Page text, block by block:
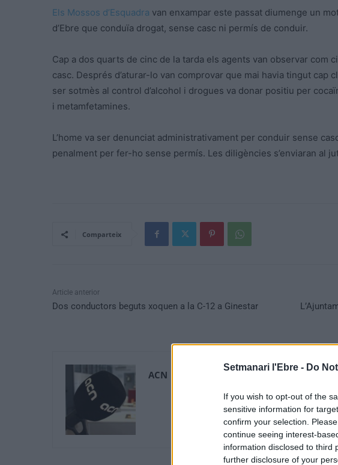
Setmanari l'Ebre - Do
If you wish to opt-out of the
sensitive information for
confirm your selection.
continue seeing interest-
information disclosed to third
further disclosure of your
Els Mossos d’Esquadra van enxampar este passat diumenge un
d’Ebre que conduïa drogat, sense casc ni permís de conduir.
Cap a dos quarts de cinc de la tarda els agents van observar com
casc. Després d’aturar-lo van comprovar que mai havia tingut cap
ser sotmès al control d’alcohol i drogues va donar positiu per
i metamfetamines.
L’home va ser denunciat administrativament per conduir sense
penalment per fer-ho sense permís. Les diligències s’enviaran al
Comparteix
Article anterior
Dos conductors beguts xoquen a la C-12 a Ginestar
ACN